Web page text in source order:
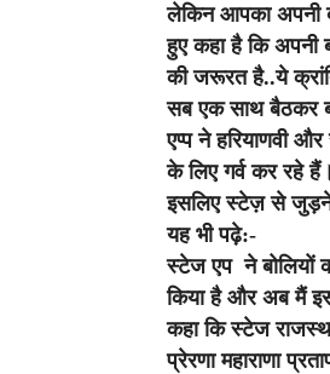
लेकिन आपका अपनी
हुए कहा है कि अपनी
की जरूरत है..ये
सब एक साथ बैठकर
एप्प ने हरियाणवी
के लिए गर्व कर रहे
इसलिए स्टेज़ से
यह भी पढ़े:-
स्टेज एप ने बोलियों
किया है और अब मैं
कहा कि स्टेज
प्रेरणा महाराणा